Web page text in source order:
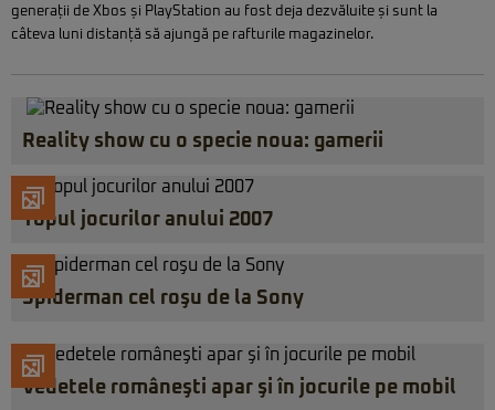
generații de Xbos și PlayStation au fost deja dezvăluite și sunt la
câteva luni distanță să ajungă pe rafturile magazinelor.
Reality show cu o specie noua: gamerii
Topul jocurilor anului 2007
Spiderman cel roşu de la Sony
Vedetele româneşti apar şi în jocurile pe mobil